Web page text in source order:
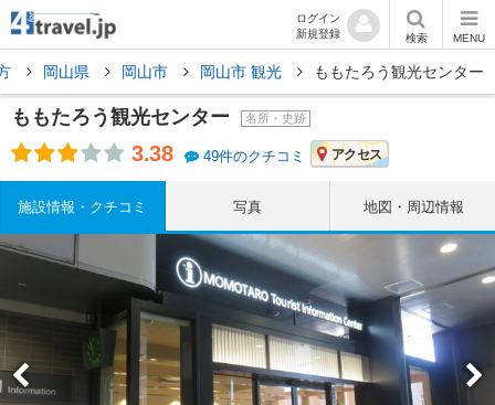
ログイン
新規登録
検索 MENU
岡山県 岡山市 岡山市 観光 ももたろう観光センター
ももたろう観光センター 名所・史跡
3.38 49件のクチコミ アクセス
施設情報・クチコミ 写真 地図・周辺情報